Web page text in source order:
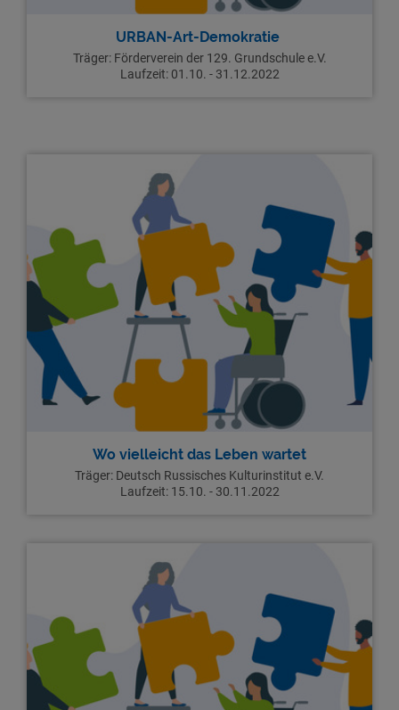
URBAN-Art-Demokratie
Träger: Förderverein der 129. Grundschule e.V.
Laufzeit: 01.10. - 31.12.2022
Wo vielleicht das Leben wartet
Träger: Deutsch Russisches Kulturinstitut e.V.
Laufzeit: 15.10. - 30.11.2022